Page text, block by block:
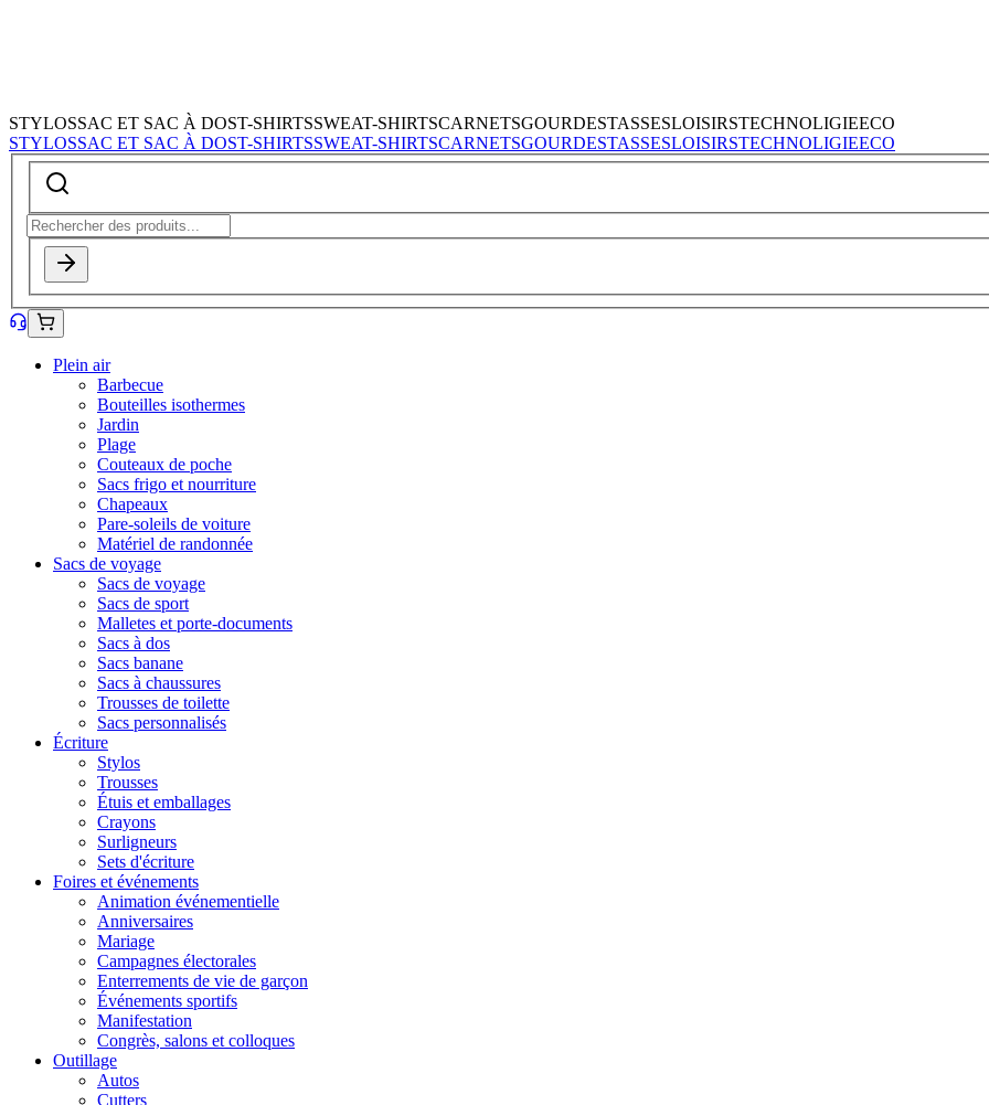
STYLOSSAC ET SAC À DOST-SHIRTSSWEAT-SHIRTSCARNETSGOURDESTASSESLOISIRSTECHNOLIGIEECO
STYLOSSAC ET SAC À DOST-SHIRTSSWEAT-SHIRTSCARNETSGOURDESTASSESLOISIRSTECHNOLIGIEECO
Plein air
Barbecue
Bouteilles isothermes
Jardin
Plage
Couteaux de poche
Sacs frigo et nourriture
Chapeaux
Pare-soleils de voiture
Matériel de randonnée
Sacs de voyage
Sacs de voyage
Sacs de sport
Malletes et porte-documents
Sacs à dos
Sacs banane
Sacs à chaussures
Trousses de toilette
Sacs personnalisés
Écriture
Stylos
Trousses
Étuis et emballages
Crayons
Surligneurs
Sets d'écriture
Foires et événements
Animation événementielle
Anniversaires
Mariage
Campagnes électorales
Enterrements de vie de garçon
Événements sportifs
Manifestation
Congrès, salons et colloques
Outillage
Autos
Cutters